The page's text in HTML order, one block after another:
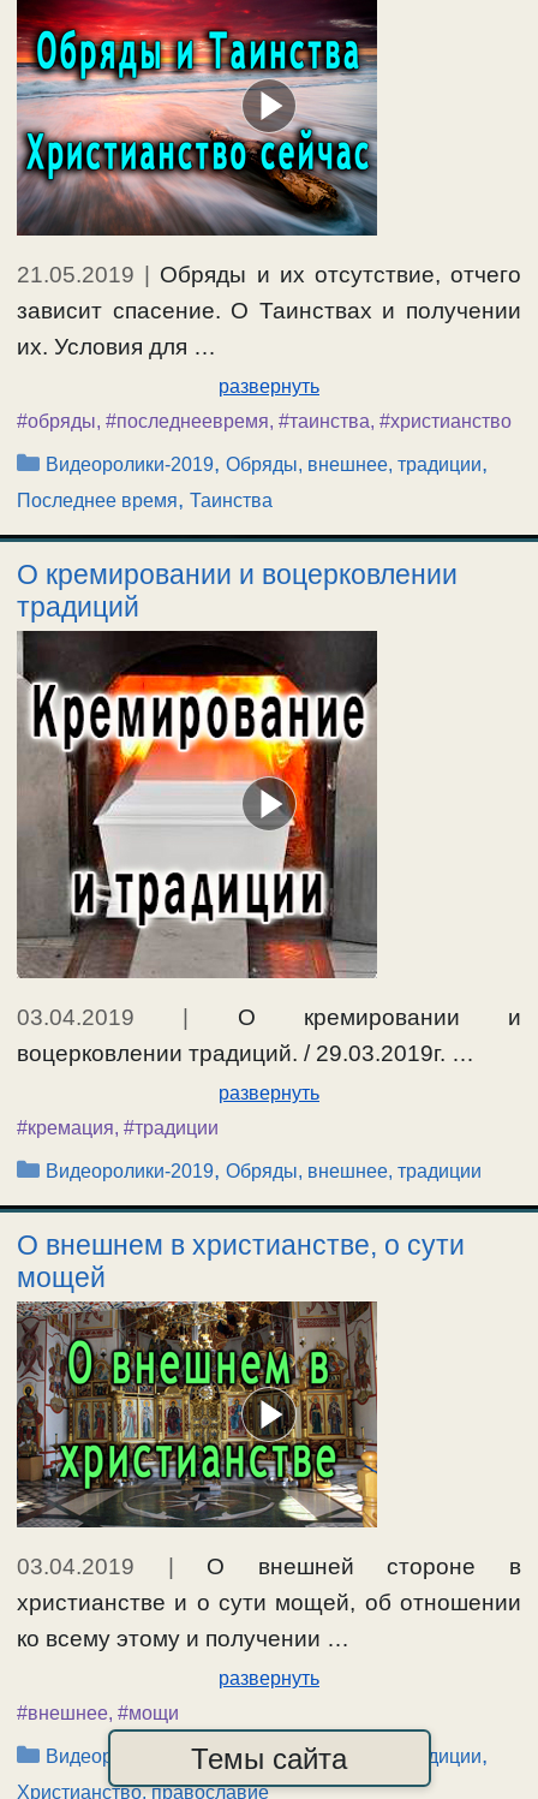
21.05.2019
Обряды и их отсутствие, отчего
зависит спасение. О Таинствах и получении
их. Условия для …
развернуть
#обряды, #последнеевремя, #таинства, #христианство
Рубрики
Видеоролики-2019,Обряды, внешнее, традиции,
Последнее время, Таинства
О кремировании и воцерковлении
традиций
03.04.2019
О кремировании и
воцерковлении традиций. / 29.03.2019г. …
развернуть
#кремация, #традиции
Рубрики
Видеоролики-2019,Обряды, внешнее, традиции
О внешнем в христианстве, о сути
мощей
03.04.2019
О внешней стороне в
христианстве и о сути мощей, об отношении
ко всему этому и получении …
развернуть
#внешнее, #мощи
Рубрики
Видеоролики-2019,Обряды, внешнее, традиции,
Христианство, православие
Темы сайта